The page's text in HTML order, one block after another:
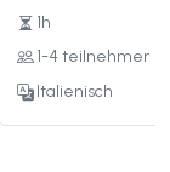
1h
1-4 teilnehmer
Italienisch